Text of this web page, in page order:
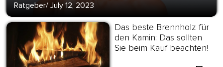
Ratgeber/ July 12, 2023
Das beste Brennholz für
den Kamin: Das sollten
Sie beim Kauf beachten!